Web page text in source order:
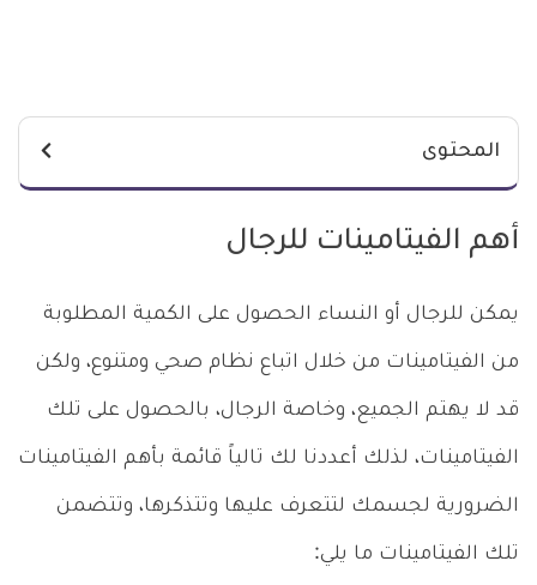
المحتوى
أهم الفيتامينات للرجال
يمكن للرجال أو النساء الحصول على الكمية المطلوبة
من الفيتامينات من خلال اتباع نظام صحي ومتنوع، ولكن
قد لا يهتم الجميع، وخاصة الرجال، بالحصول على تلك
الفيتامينات، لذلك أعددنا لك تالياً قائمة بأهم الفيتامينات
الضرورية لجسمك لتتعرف عليها وتتذكرها، وتتضمن
تلك الفيتامينات ما يلي: